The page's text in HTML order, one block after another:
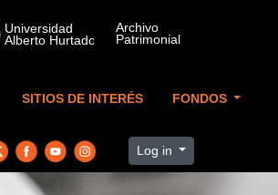
SITIOS DE INTERÉS FONDOS
Log in